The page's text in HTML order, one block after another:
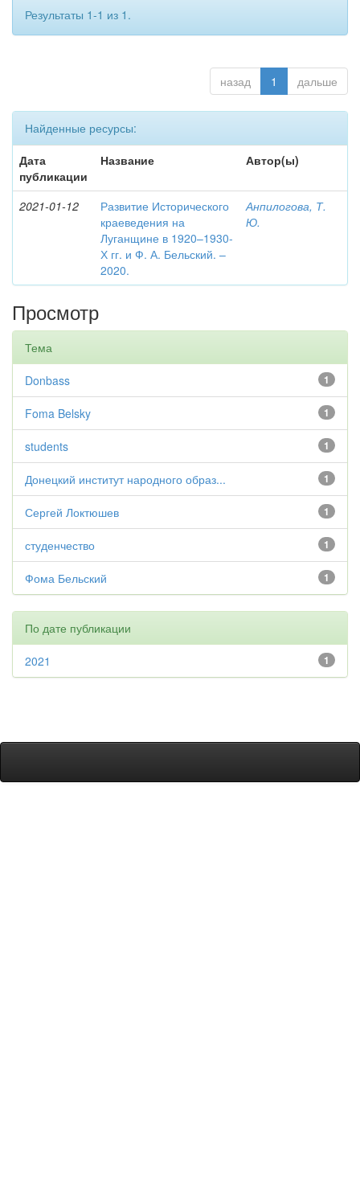
Результаты 1-1 из 1.
назад 1 дальше
Найденные ресурсы:
Дата
публикации
Название Автор(ы)
2021-01-12
Развитие Исторического
краеведения на
Луганщине в 1920–1930-
Х гг. и Ф. А. Бельский. –
2020.
Анпилогова, Т.
Ю.
Просмотр
Тема
1
Donbass
1
Foma Belsky
1
students
1
Донецкий институт народного образ...
1
Сергей Локтюшев
1
студенчество
1
Фома Бельский
По дате публикации
1
2021